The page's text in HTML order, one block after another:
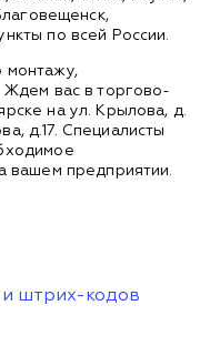
по всей России.
монтажу,
Ждем вас в торгово-
на ул. Крылова, д.
д.17. Специалисты
вашем предприятии.
и штрих-кодов